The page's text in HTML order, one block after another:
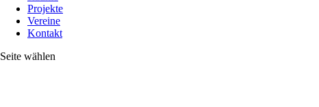
Projekte
Vereine
Kontakt
Seite wählen